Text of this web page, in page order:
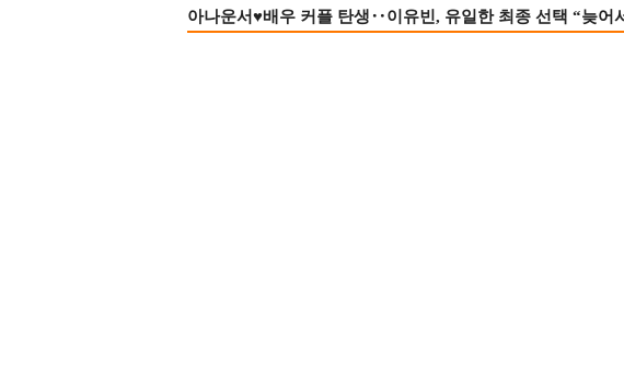
아나운서♥배우 커플 탄생‥이유빈, 유일한 최종 선택 “늦어